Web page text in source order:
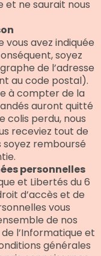
et ne saurait nous
vous avez indiquée
soyez
de l’adresse
au code postal).
à compter de la
auront quitté
colis perdu, nous
receviez tout de
remboursé
personnelles
et Libertés du 6
d’accès et de
vous
de nos
l’Informatique et
générales